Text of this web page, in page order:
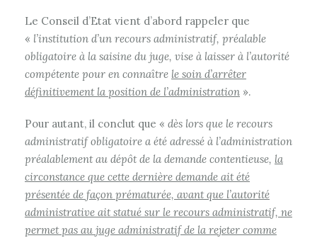
Le Conseil d’Etat vient d’abord rappeler que
« l’institution d’un recours administratif, préalable
obligatoire à la saisine du juge, vise à laisser à l’autorité
compétente pour en connaître le soin d’arrêter
définitivement la position de l’administration ».
Pour autant, il conclut que « dès lors que le recours
administratif obligatoire a été adressé à l’administration
préalablement au dépôt de la demande contentieuse, la
circonstance que cette dernière demande ait été
présentée de façon prématurée, avant que l’autorité
administrative ait statué sur le recours administratif, ne
permet pas au juge administratif de la rejeter comme